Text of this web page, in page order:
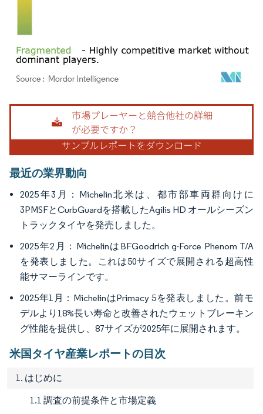
画像 © Mordor Intelligence。再利用にはCC BY 4.0の表示が必要です。
最近の業界動向
2025年3月：Michelin北米は、都市部車両群向けに
3PMSFとCurbGuardを搭載したAgilis HD オールシーズン
トラックタイヤを発売しました。
2025年2月：MichelinはBFGoodrich g-Force Phenom T/A
を発表しました。これは50サイズで展開される超高性
能サマーラインです。
2025年1月：MichelinはPrimacy 5を発表しました。前モ
デルより18%長い寿命と改善されたウェットブレーキン
グ性能を提供し、87サイズが2025年に展開されます。
米国タイヤ産業レポートの目次
1. はじめに
1.1 調査の前提条件と市場定義